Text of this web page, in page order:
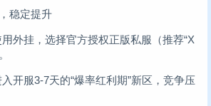
稳定提升
外挂，选择官方授权正版私服（推荐“X
开服3-7天的“爆率红利期”新区，竞争压